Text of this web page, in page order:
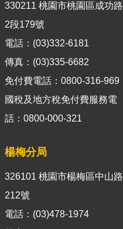
訊
客
服
房
屋
2.0
更
服
務
回
330211 桃園市桃園區成功路
2段179號
電話：(03)332-6181
傳真：(03)335-6682
免付費電話：0800-316-969
國稅及地方稅免付費服務電
話：0800-000-321
楊梅分局
326101 桃園市楊梅區中山路
212號
電話：(03)478-1974